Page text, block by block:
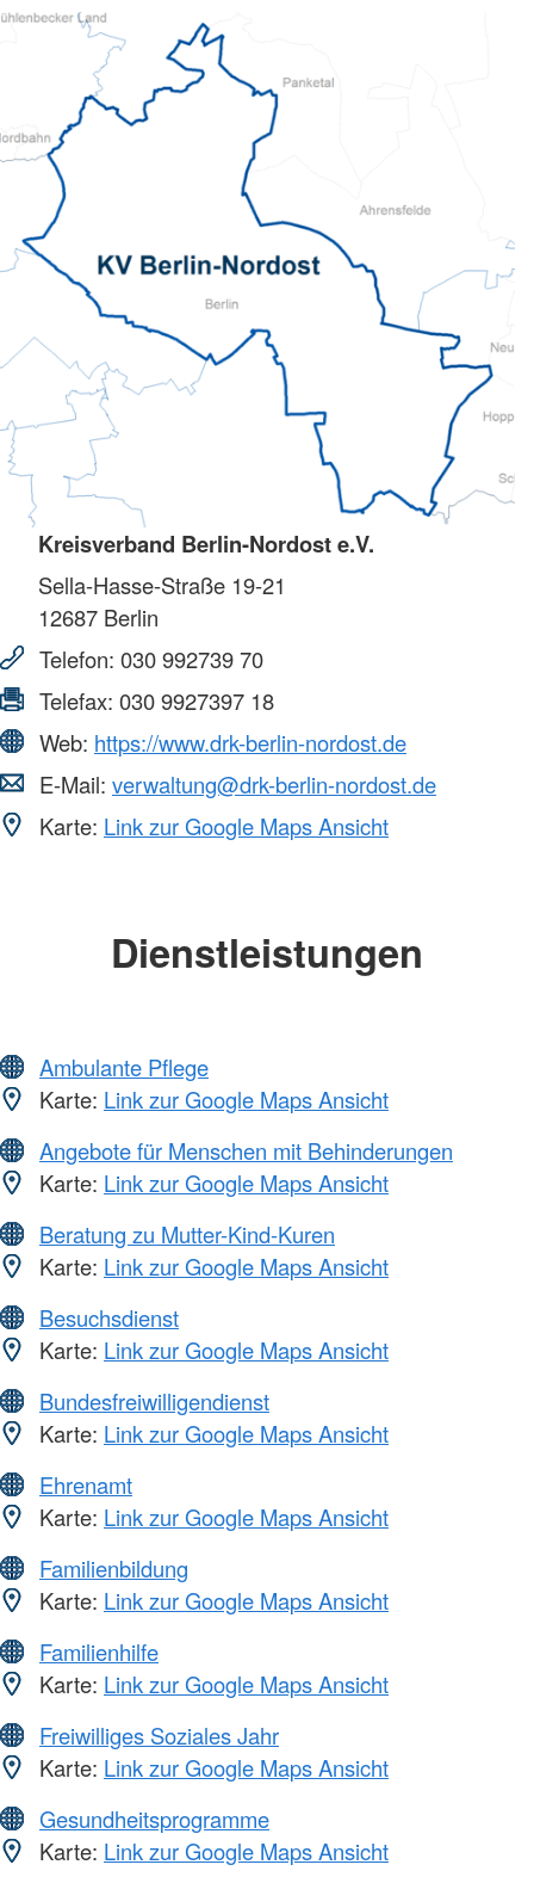
Kreisverband Berlin-Nordost e.V.
Sella-Hasse-Straße 19-21
12687 Berlin
Telefon: 030 992739 70
Telefax: 030 9927397 18
Web: https://www.drk-berlin-nordost.de
E-Mail: verwaltung@drk-berlin-nordost.de
Karte: Link zur Google Maps Ansicht
Dienstleistungen
Ambulante Pflege
Karte: Link zur Google Maps Ansicht
Angebote für Menschen mit Behinderungen
Karte: Link zur Google Maps Ansicht
Beratung zu Mutter-Kind-Kuren
Karte: Link zur Google Maps Ansicht
Besuchsdienst
Karte: Link zur Google Maps Ansicht
Bundesfreiwilligendienst
Karte: Link zur Google Maps Ansicht
Ehrenamt
Karte: Link zur Google Maps Ansicht
Familienbildung
Karte: Link zur Google Maps Ansicht
Familienhilfe
Karte: Link zur Google Maps Ansicht
Freiwilliges Soziales Jahr
Karte: Link zur Google Maps Ansicht
Gesundheitsprogramme
Karte: Link zur Google Maps Ansicht